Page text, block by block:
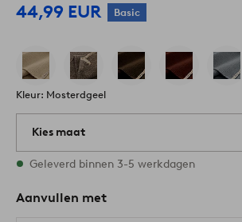
44,99 EUR Basic
Kleur: Mosterdgeel
Kies maat
Alle maten zijn op voorraad
Geleverd binnen 3-5 werkdagen
Aanvullen met